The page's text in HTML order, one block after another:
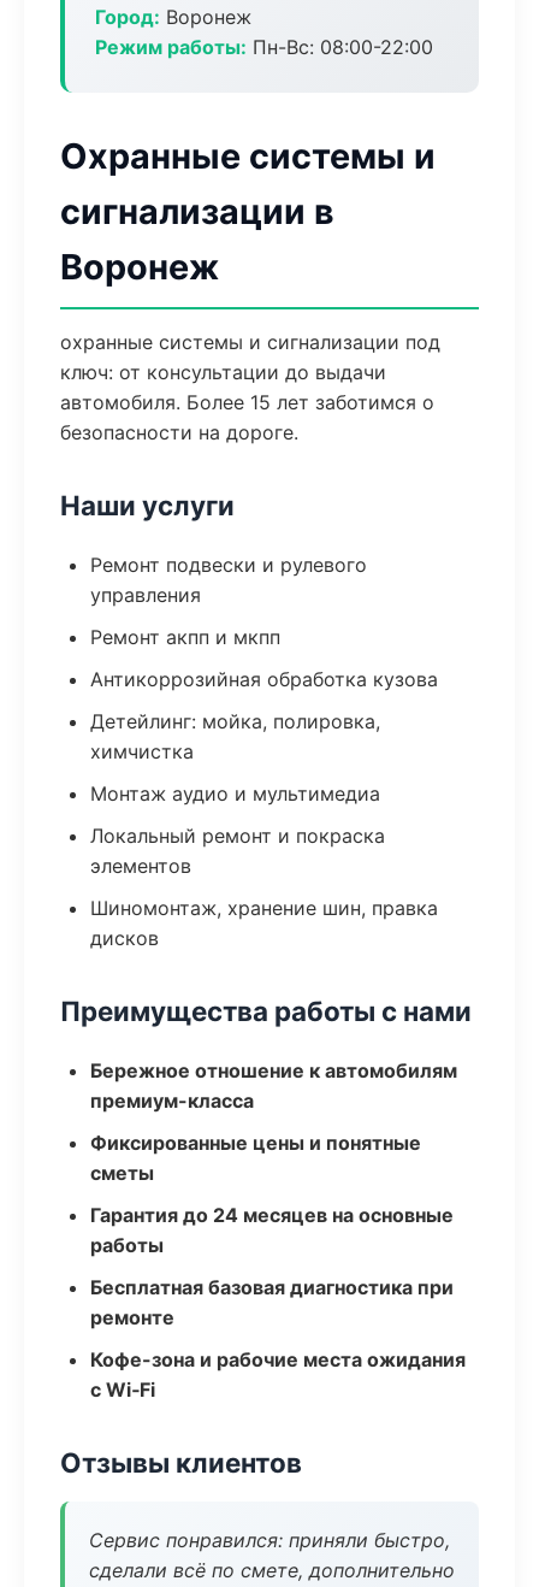
Город: Воронеж
Режим работы: Пн-Вс: 08:00-22:00
Охранные системы и
сигнализации в
Воронеж
охранные системы и сигнализации под
ключ: от консультации до выдачи
автомобиля. Более 15 лет заботимся о
безопасности на дороге.
Наши услуги
Ремонт подвески и рулевого
управления
Ремонт акпп и мкпп
Антикоррозийная обработка кузова
Детейлинг: мойка, полировка,
химчистка
Монтаж аудио и мультимедиа
Локальный ремонт и покраска
элементов
Шиномонтаж, хранение шин, правка
дисков
Преимущества работы с нами
Бережное отношение к автомобилям
премиум-класса
Фиксированные цены и понятные
сметы
Гарантия до 24 месяцев на основные
работы
Бесплатная базовая диагностика при
ремонте
Кофе-зона и рабочие места ожидания
с Wi‑Fi
Отзывы клиентов
Сервис понравился: приняли быстро,
сделали всё по смете, дополнительно